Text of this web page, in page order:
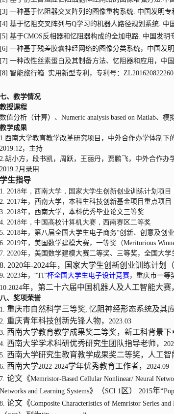
[3] 一种基于忆阻器交叉阵列的图像重构系统. 中国发明专
[4] 基于忆阻交叉阵列与Q学习的机器人路径规划系统. 中
[5] 基于CMOS反相器和忆阻器构成的全加电路. 中国发明
[6] 一种基于残差胶囊神经网络的图像分类系统，中国发
[7] 一种改性丝素蛋白及其制备方法、忆阻器和应用，中
[8] 智能旅行箱. 实用新型专利，专利号：
七、教学情况
教授课程
数值分析（计算）、Numeric analysis based on Matlab、
教学成果
1.西南大学教育教学改革研究项目，中外合作办学体制
2019.12，主持
2.胡小方，段书凯，周跃，王丽丹，贾鹏飞，中外合作办
2019.2月录用
学生指导
1. 2018年，西南大学，国家大学生创新创业训练计划项目
2. 2017年，西南大学，本科生科技创新基金项目重点项目
3 .2018年，西南大学，本科优秀毕业论文三等奖
4. 2018年，中国高校计算机大赛，西南赛区二等奖
5. 2018年，第八届全国大学生电子商务“创新、创意及创
6. 2019年，美国数学建模大赛，一等奖（Meritorious
7. 2020年，美国数学建模大赛二等奖、三等奖，全国大
8. 2020年-2024年，国家大学生创新创业训练计划
9. 2023年，“TI”杯全国大学生电子设计竞赛，重庆市一等
10.2024年，第二十六届中国机器人及人工智能大
八、奖项荣誉
1. 重庆市自然科学三等奖, 忆阻神经形态系统及其
2. 重庆青年科技创新先锋人物， 2023.03
3. 西南大学教育教学成果奖二等奖，新工科背景下
4. 西南大学学术科研优秀研究生团队指导老师，
5. 西南大学研究生教育教学成果奖二等奖，人工智
6. 西南大学2022-2024学年优秀教育工作者， 2024.09
7. 论文《Memristor-Based Cellular Nonlinear/ Neural
Networks and Learning Systems》（SCI 1 区） 2015年“
8. 论文《Composite Characteristics of Memristor Series